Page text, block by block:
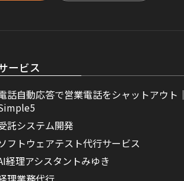
ービス
話自動応答で営業電話をシャットアウト｜
託システム開発
フトウェアテスト代行サービス
経理アシスタントみゆき